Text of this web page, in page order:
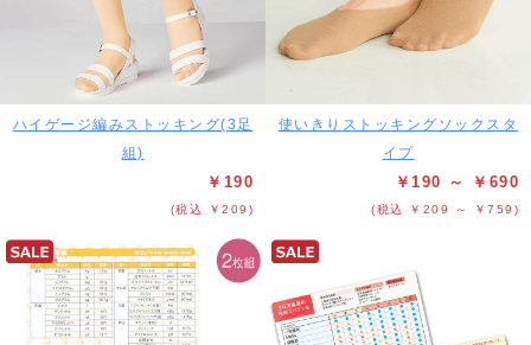
ハイゲージ編みストッキング(3足
組)
￥190
(税込 ￥209)
使いきりストッキングソックスタ
イプ
￥190 ～ ￥690
(税込 ￥209 ～ ￥759)